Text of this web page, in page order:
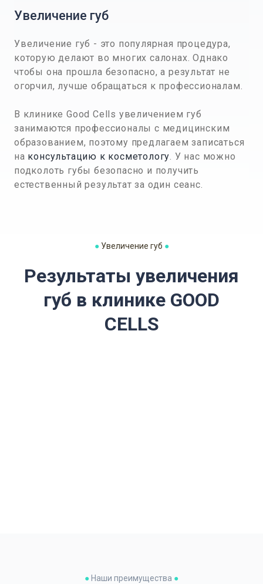
Увеличение губ
Увеличение губ - это популярная процедура,
которую делают во многих салонах. Однако
чтобы она прошла безопасно, а результат не
огорчил, лучше обращаться к профессионалам.
В клинике Good Cells увеличением губ
занимаются профессионалы с медицинским
образованием, поэтому предлагаем записаться
на консультацию к косметологу . У нас можно
подколоть губы безопасно и получить
естественный результат за один сеанс.
● Увеличение губ ●
Результаты увеличения
губ в клинике GOOD
CELLS
● Наши преимущества ●